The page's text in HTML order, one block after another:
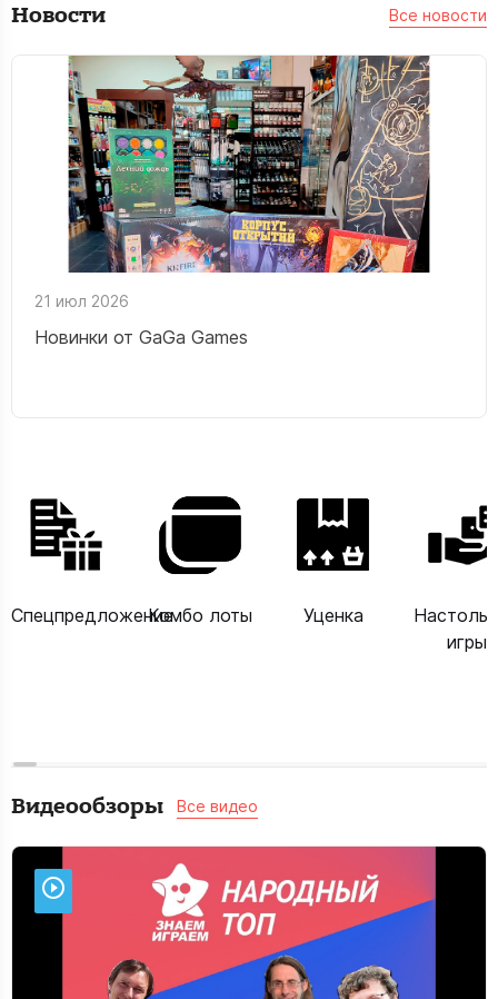
Новости Все новости
21 июл 2026
Новинки от GaGa Games
СпецпредложениеКомбо лоты Уценка
игры
Видеообзоры Все видео